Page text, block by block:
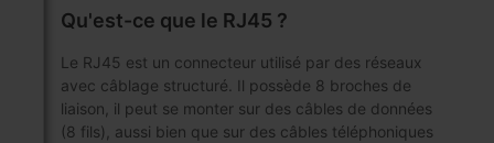
Qu'est-ce que le RJ45 ?
Le RJ45 est un connecteur utilisé par des réseaux
avec câblage structuré. Il possède 8 broches de
liaison, il peut se monter sur des câbles de données
(8 fils), aussi bien que sur des câbles téléphoniques